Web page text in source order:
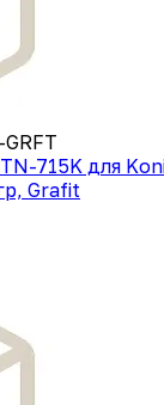
715K для
Grafit